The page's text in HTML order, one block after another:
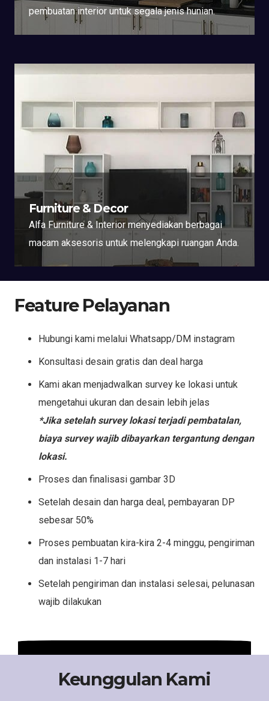
pembuatan interior untuk segala jenis hunian.
Furniture & Decor
Alfa Furniture & Interior menyediakan berbagai
macam aksesoris untuk melengkapi ruangan Anda.
Feature Pelayanan
Hubungi kami melalui Whatsapp/DM instagram
Konsultasi desain gratis dan deal harga
Kami akan menjadwalkan survey ke lokasi untuk
mengetahui ukuran dan desain lebih jelas
*Jika setelah survey lokasi terjadi pembatalan,
biaya survey wajib dibayarkan tergantung dengan
lokasi.
Proses dan finalisasi gambar 3D
Setelah desain dan harga deal, pembayaran DP
sebesar 50%
Proses pembuatan kira-kira 2-4 minggu, pengiriman
dan instalasi 1-7 hari
Setelah pengiriman dan instalasi selesai, pelunasan
wajib dilakukan
Keunggulan Kami